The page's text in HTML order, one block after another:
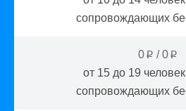
сопровождающих
0 p /0 p
от 15 до 19
сопровождающих